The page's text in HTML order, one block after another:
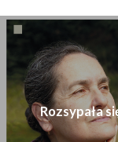
Rozsypała